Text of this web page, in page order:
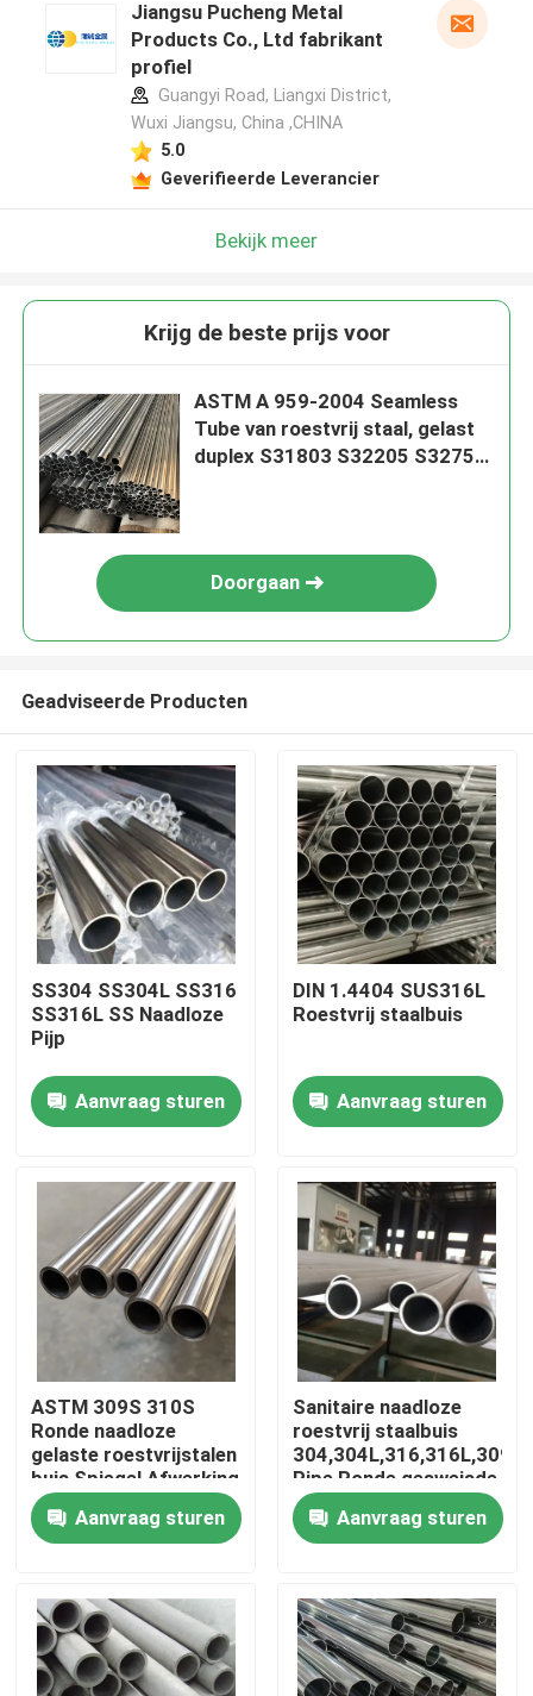
Huis
Producten
Ongeveer ons
Fabrieksreis
Kwaliteitscontrole
Contacteer ons
Nieuws
Gevallen
ss naadloze buis
Jiangsu Pucheng Metal
Products Co., Ltd fabrikant
profiel
Guangyi Road, Liangxi District,
Wuxi Jiangsu, China ,CHINA
5.0
Geverifieerde Leverancier
Bekijk meer
Krijg de beste prijs voor
ASTM A 959-2004 Seamless
Tube van roestvrij staal, gelast
duplex S31803 S32205 S32750
Doorgaan
Geadviseerde Producten
SS304 SS304L SS316
SS316L SS Naadloze
Pijp
Aanvraag sturen
DIN 1.4404 SUS316L
Roestvrij staalbuis
Aanvraag sturen
ASTM 309S 310S
Ronde naadloze
gelaste roestvrijstalen
buis Spiegel Afwerking
Gepolijst
Aanvraag sturen
Sanitaire naadloze
roestvrij staalbuis
Pipe Ronde gesweisde
buizen
Aanvraag sturen